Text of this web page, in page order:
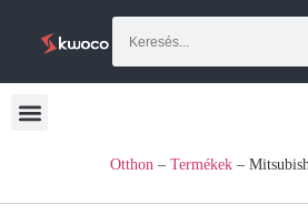
Otthon – Termékek –